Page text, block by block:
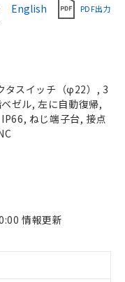
English PDF出力
タスイッチ（φ22）, 3
ゼル, 左に自動復帰,
ねじ端子台, 接点
情報更新